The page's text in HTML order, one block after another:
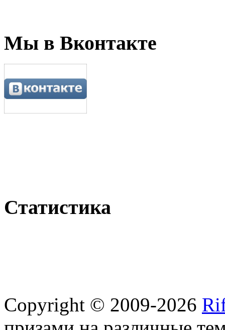
Мы в Вконтакте
Статистика
Copyright © 2009-2026